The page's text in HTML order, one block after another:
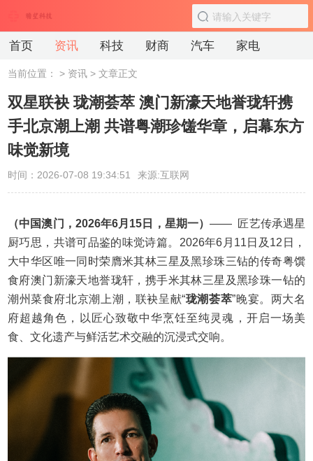
首页 资讯 科技 财商 汽车 家电
当前位置： > 资讯 > 文章正文
双星联袂 珑潮荟萃 澳门新濠天地誉珑轩携
手北京潮上潮 共谱粤潮珍馐华章，启幕东方
味觉新境
时间：2026-07-08 19:34:51 来源:互联网
（中国澳门，2026年6月 15 日，星期一）—— 匠艺传承遇星
厨巧思，共谱可品鉴的味觉诗篇。2026年6月11日及12日，
大中华区唯一同时荣膺米其林三星及黑珍珠三钻的传奇粤馔
食府澳门新濠天地誉珑轩，携手米其林三星及黑珍珠一钻的
潮州菜食府北京潮上潮，联袂呈献“珑潮荟萃”晚宴。两大名
府超越角色，以匠心致敬中华烹饪至纯灵魂，开启一场美
食、文化遗产与鲜活艺术交融的沉浸式交响。